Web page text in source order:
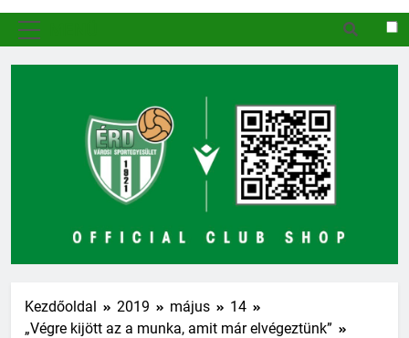
Kezdőoldal 2019 május
14
„Végre kijött az a munka, amit már elvégeztünk”